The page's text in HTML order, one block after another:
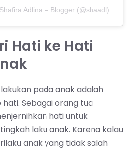
Adlina – Blogger (@shaadl)
Hati ke Hati
pada anak adalah
Sebagai orang tua
hati untuk
laku anak. Karena kalau
anak yang tidak salah